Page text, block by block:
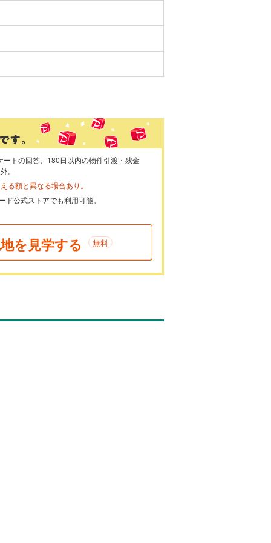
トの回答、180日以内の物件引渡・残金
。
る額と異なる場合あり。
公式ストアでも利用可能。
を見学する 無料